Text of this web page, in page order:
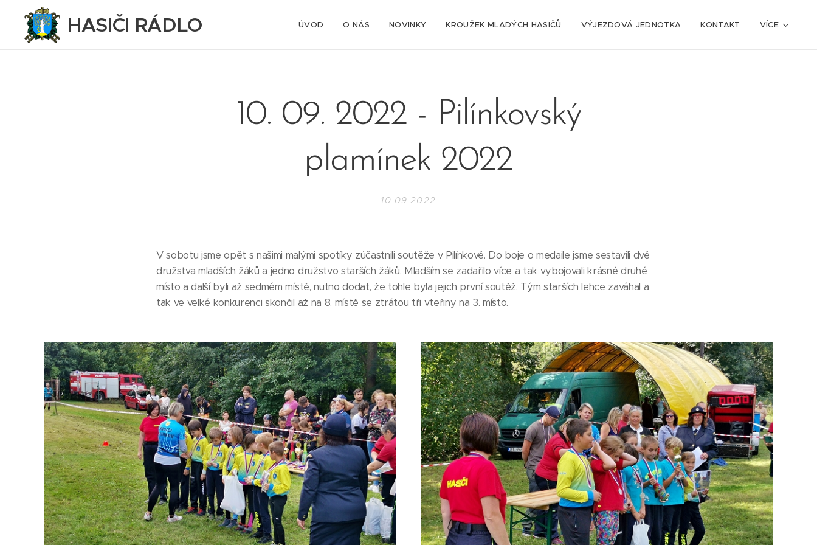
HASIČI RÁDLO ÚVOD O NÁS NOVINKY KROUŽEK MLADÝCH HASIČŮ VÝJEZDOVÁ JEDNOTKA KONTAKT VÍCE
10. 09. 2022 - Pilínkovský
plamínek 2022
10.09.2022
V sobotu jsme opět s našimi malými spotíky zúčastnili soutěže v Pilínkově. Do boje o medaile jsme sestavili dvě
družstva mladších žáků a jedno družstvo starších žáků. Mladším se zadařilo více a tak vybojovali krásné druhé
místo a další byli až sedmém místě, nutno dodat, že tohle byla jejich první soutěž. Tým starších lehce zaváhal a
tak ve velké konkurenci skončil až na 8. místě se ztrátou tři vteřiny na 3. místo.